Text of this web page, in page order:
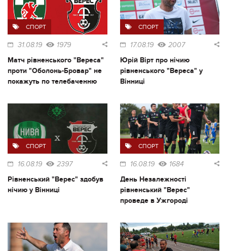
СПОРТ
31.08.19 1979
Матч рівненського "Вереса"
проти "Оболонь-Бровар" не
покажуть по телебаченню
СПОРТ
17.08.19 2007
Юрій Вірт про нічию
рівненського "Вереса" у
Вінниці
СПОРТ
16.08.19 2397
Рівненський "Верес" здобув
нічию у Вінниці
СПОРТ
16.08.19 1684
День Незалежності
рівненський "Верес"
проведе в Ужгороді